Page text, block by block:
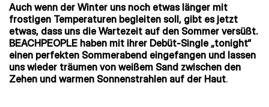
Auch wenn der Winter uns noch etwas länger mit
frostigen Temperaturen begleiten soll, gibt es jetzt
etwas, dass uns die Wartezeit auf den Sommer versüßt.
BEACHPEOPLE haben mit ihrer Debüt-Single „tonight“
einen perfekten Sommerabend eingefangen und lassen
uns wieder träumen von weißem Sand zwischen den
Zehen und warmen Sonnenstrahlen auf der Haut.